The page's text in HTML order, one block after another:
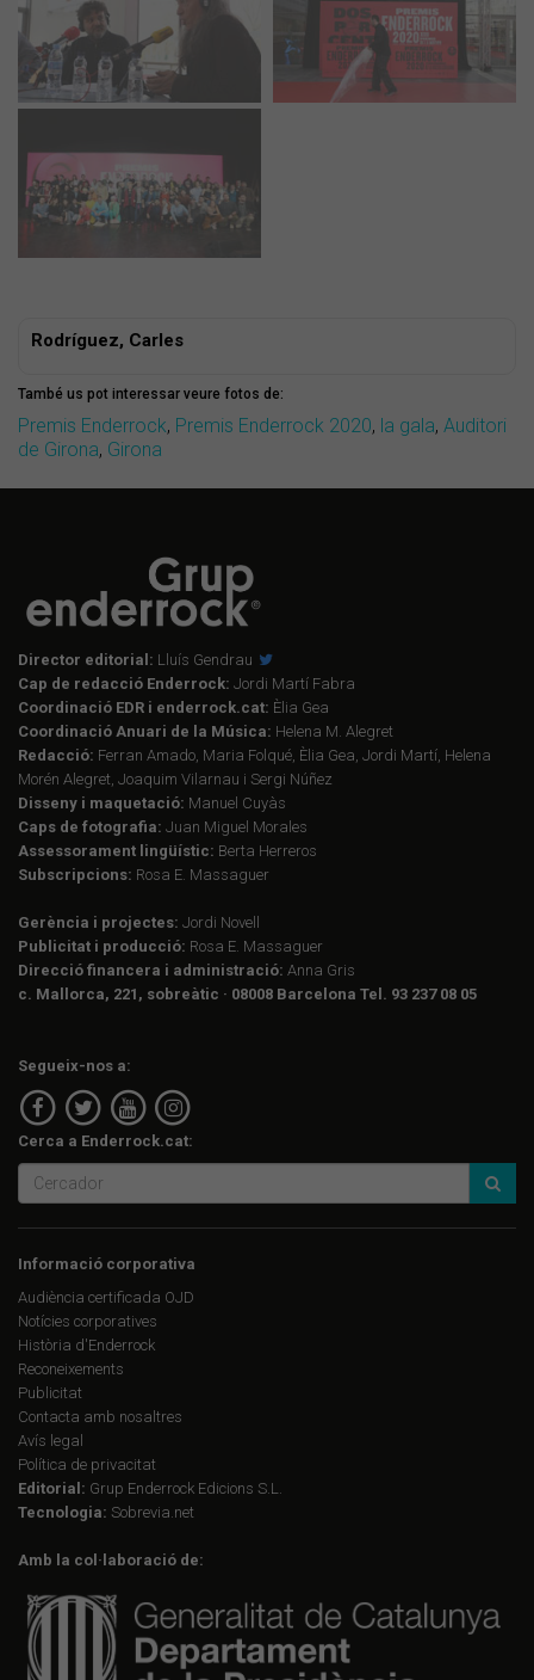
Rodríguez, Carles
També us pot interessar veure fotos de:
Premis Enderrock, Premis Enderrock 2020, la gala, Auditori
de Girona, Girona
Director editorial: Lluís Gendrau
Cap de redacció Enderrock: Jordi Martí Fabra
Coordinació EDR i enderrock.cat: Èlia Gea
Coordinació Anuari de la Música: Helena M. Alegret
Redacció: Ferran Amado, Maria Folqué, Èlia Gea, Jordi Martí, Helena
Morén Alegret, Joaquim Vilarnau i Sergi Núñez
Disseny i maquetació: Manuel Cuyàs
Caps de fotografia: Juan Miguel Morales
Assessorament lingüístic: Berta Herreros
Subscripcions: Rosa E. Massaguer
Gerència i projectes: Jordi Novell
Publicitat i producció: Rosa E. Massaguer
Direcció financera i administració: Anna Gris
c. Mallorca, 221, sobreàtic · 08008 Barcelona Tel. 93 237 08 05
Segueix-nos a:
Cerca a Enderrock.cat:
Informació corporativa
Audiència certificada OJD
Notícies corporatives
Història d'Enderrock
Reconeixements
Publicitat
Contacta amb nosaltres
Avís legal
Política de privacitat
Editorial: Grup Enderrock Edicions S.L.
Tecnologia: Sobrevia.net
Amb la col·laboració de: